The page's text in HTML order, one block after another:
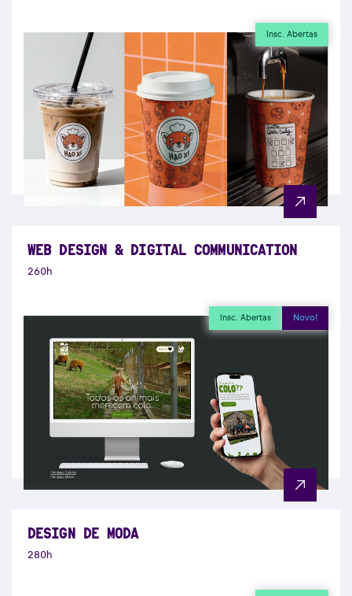
Insc. Abertas
WEB DESIGN & DIGITAL COMMUNICATION
260h
Insc. Abertas Novo!
DESIGN DE MODA
280h